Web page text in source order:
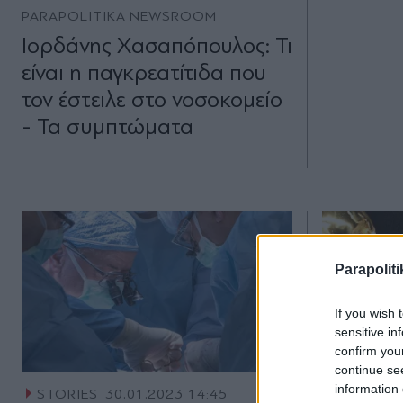
If you wish
sensitive
confirm
continue
information
PARAPOLITIKA NEWSROOM
Ιορδάνης Χασαπόπουλος: Τι
είναι η παγκρεατίτιδα που
τον έστειλε στο νοσοκομείο
- Τα συμπτώματα
STORIES
30.01.2023 14:45